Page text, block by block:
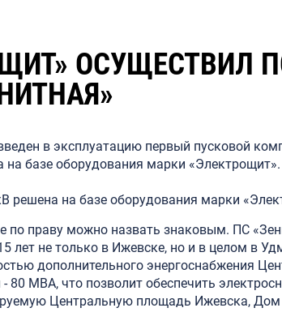
ОСУЩЕСТВИЛ
в эксплуатацию первый пусковой
на базе оборудования марки «Электрощит».
решена на базе оборудования марки
по праву можно назвать знаковым. ПС
лет не только в Ижевске, но и в целом в
дополнительного энергоснабжения
- 80 МВА, что позволит обеспечить
Центральную площадь Ижевска,